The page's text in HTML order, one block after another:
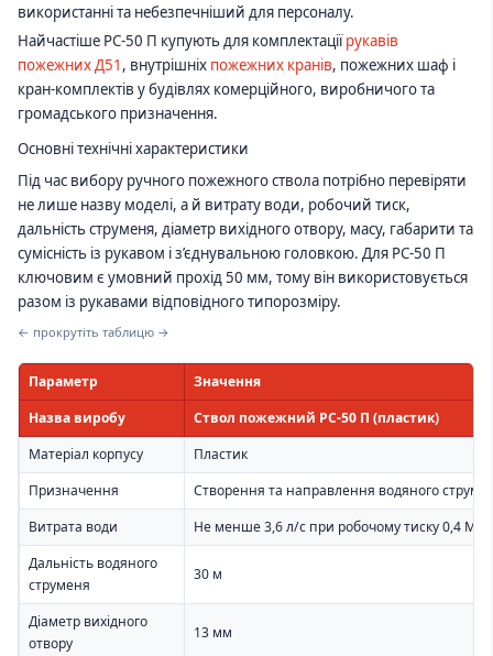
використанні та небезпечніший для персоналу.
Найчастіше РС-50 П купують для комплектаціїрукавів
пожежних Д51 , внутрішніх пожежних кранів, пожежних шаф і
кран-комплектів у будівлях комерційного, виробничого та
громадського призначення.
Основні технічні характеристики
Під час вибору ручного пожежного ствола потрібно перевіряти
не лише назву моделі, а й витрату води, робочий тиск,
дальність струменя, діаметр вихідного отвору, масу, габарити та
сумісність із рукавом і з’єднувальною головкою. Для РС-50 П
ключовим є умовний прохід 50 мм, тому він використовується
разом із рукавами відповідного типорозміру.
← прокрутіть таблицю →
Параметр
Значення
Назва виробу
Ствол пожежний РС-50 П (пластик)
Матеріал корпусу
Пластик
Призначення
Створення та направлення водяного
Витрата води
Не менше 3,6 л/с при робочому тиску 0,4 МПа
Дальність водяного
струменя
30 м
Діаметр вихідного
отвору
13 мм